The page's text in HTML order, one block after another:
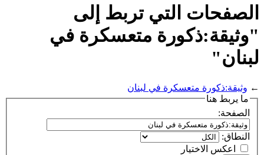
الصفحات التي تربط إلى
"وثيقة:ذكورة متعسكرة في
لبنان"
← وثيقة:ذكورة متعسكرة في لبنان
ما يربط هنا
الصفحة:
النطاق:
اعكس الاختيار